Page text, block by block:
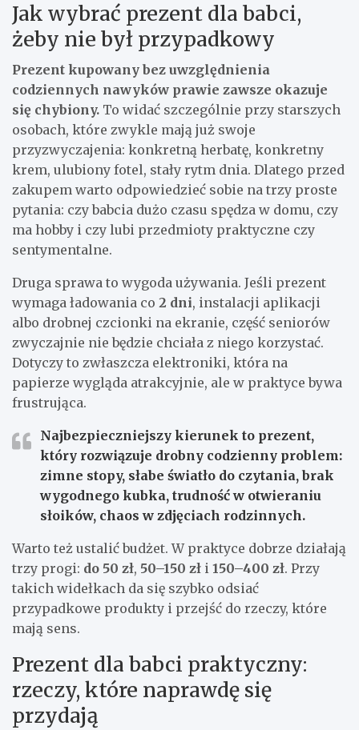
Jak wybrać prezent dla babci,
żeby nie był przypadkowy
Prezent kupowany bez uwzględnienia
codziennych nawyków prawie zawsze okazuje
się chybiony. To widać szczególnie przy starszych
osobach, które zwykle mają już swoje
przyzwyczajenia: konkretną herbatę, konkretny
krem, ulubiony fotel, stały rytm dnia. Dlatego przed
zakupem warto odpowiedzieć sobie na trzy proste
pytania: czy babcia dużo czasu spędza w domu, czy
ma hobby i czy lubi przedmioty praktyczne czy
sentymentalne.
Druga sprawa to wygoda używania. Jeśli prezent
wymaga ładowania co 2 dni, instalacji aplikacji
albo drobnej czcionki na ekranie, część seniorów
zwyczajnie nie będzie chciała z niego korzystać.
Dotyczy to zwłaszcza elektroniki, która na
papierze wygląda atrakcyjnie, ale w praktyce bywa
frustrująca.
Najbezpieczniejszy kierunek to prezent,
który rozwiązuje drobny codzienny problem:
zimne stopy, słabe światło do czytania, brak
wygodnego kubka, trudność w otwieraniu
słoików, chaos w zdjęciach rodzinnych.
Warto też ustalić budżet. W praktyce dobrze działają
trzy progi: do 50 zł, 50–150 zł i 150–400 zł. Przy
takich widełkach da się szybko odsiać
przypadkowe produkty i przejść do rzeczy, które
mają sens.
Prezent dla babci praktyczny:
rzeczy, które naprawdę się
przydają